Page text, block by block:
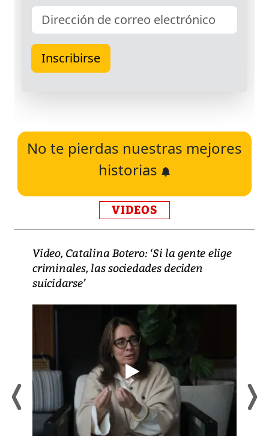
No te pierdas nuestras mejores
historias
VIDEOS
Video, Catalina Botero: ‘Si la gente elige
criminales, las sociedades deciden
suicidarse’